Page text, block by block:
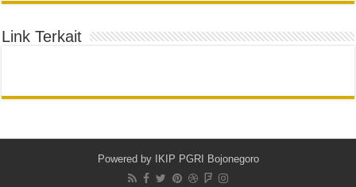
Link Terkait
Powered by IKIP PGRI Bojonegoro